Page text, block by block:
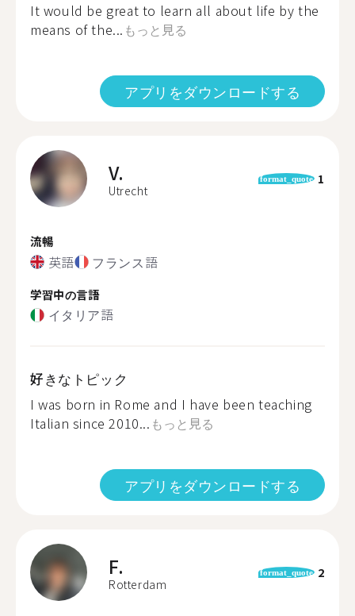
It would be great to learn all about life by the
means of the... もっと見る
アプリをダウンロードする
V.
Utrecht
format_quote 1
流暢
英語 フランス語
学習中の言語
イタリア語
好きなトピック
I was born in Rome and I have been teaching
Italian since 2010... もっと見る
アプリをダウンロードする
F.
Rotterdam
format_quote 2